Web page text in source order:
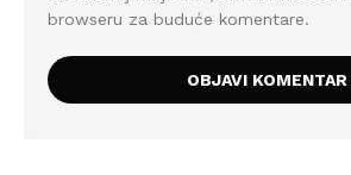
browseru za buduće komentare.